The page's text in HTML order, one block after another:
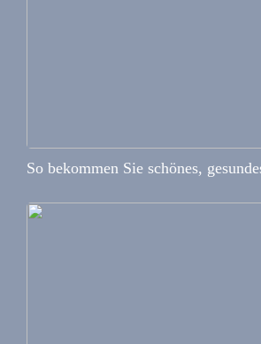
So bekommen Sie schönes,